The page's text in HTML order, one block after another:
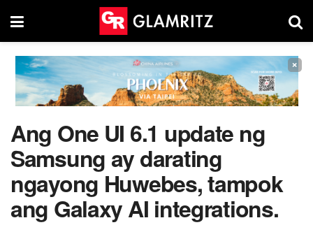
×
Ang One UI 6.1 update ng
Samsung ay darating
ngayong Huwebes, tampok
ang Galaxy AI integrations.